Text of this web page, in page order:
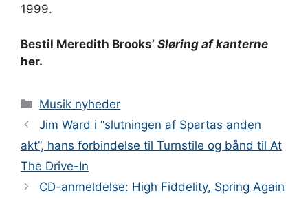
1999.
Bestil Meredith Brooks’ Sløring af kanterne
her.
Kategorier
Musik nyheder
Jim Ward i “slutningen af ​​Spartas anden
akt”, hans forbindelse til Turnstile og bånd til At
The Drive-In
CD-anmeldelse: High Fiddelity, Spring Again